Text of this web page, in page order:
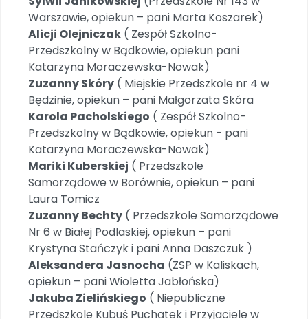
Warszawie, opiekun – pani Marta Koszarek)
Alicji Olejniczak ( Zespół Szkolno-
Przedszkolny w Bądkowie, opiekun pani
Katarzyna Moraczewska-Nowak)
Zuzanny Skóry ( Miejskie Przedszkole nr 4 w
Będzinie, opiekun – pani Małgorzata Skóra
Karola Pacholskiego ( Zespół Szkolno-
Przedszkolny w Bądkowie, opiekun - pani
Katarzyna Moraczewska-Nowak)
Mariki Kuberskiej ( Przedszkole
Samorządowe w Borównie, opiekun – pani
Laura Tomicz
Zuzanny Bechty ( Przedszkole Samorządowe
Nr 6 w Białej Podlaskiej, opiekun – pani
Krystyna Stańczyk i pani Anna Daszczuk )
Aleksandera Jasnocha (ZSP w Kaliskach,
opiekun – pani Wioletta Jabłońska)
Jakuba Zielińskiego ( Niepubliczne
Przedszkole Kubuś Puchatek i Przyjaciele w